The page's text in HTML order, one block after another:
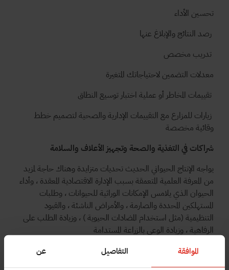
الموافقة التفاصيل عن
تحسين الأداء
رصد النتائج والإبلاغ عنها
تدريب مخصص
معدلات التضمين لاحتياجاتك المتغيرة
تقييمات المخاطر أو عملية اختبار توسيع النطاق
زيارات للمزارع مع التقييمات الإدارية والصحية لتصميم خطط
وقائية مخصصة
شراكات في التغذية والصحة وتجهيز الأعلاف والسلامة
يواجه الإنتاج الحيواني الحديث تحديات متزايدة وهناك حاجة لمزيد
من المعرفة العلمية المتعمقة بسبب الإدارة الاقتصادية المعقدة ، وأداء
الحيوان الذي يلامس الإمكانات الوراثية للحيوانات ، وطلبات
المستهلكين المحددة والصارمة ، والأمراض الناشئة ، والقيود
التنظيمية (مثل استخدام المضادات الحيوية ) ، وزيادة الطلب على
الرفاهية ، وزيادة الوعي بالزراعة المستدامة
علاوة على ذلك ، تواجه مصانع الأعلاف والأطباء البيطريون